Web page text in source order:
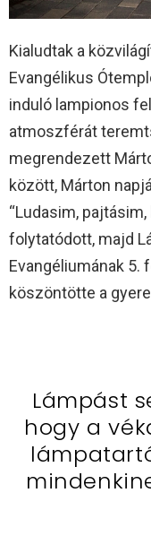
Kialudtak a
Evangélikus
induló lampionos
atmoszférát
megrendezett
között, Márton
“Ludasim,
folytatódott, majd
Evangéliumának
köszöntötte a
Lámpást
hogy a